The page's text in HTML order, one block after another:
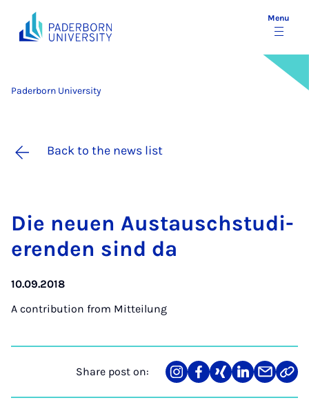
Menu
Paderborn University
Back to the news list
Die neuen Aus­tauschstud­i­
er­enden sind da
10.09.2018
A contribution from Mitteilung
Share post on:
Share
on
Teilen
auf
Teilen
auf
Teilen
auf
Teilen
über
Link